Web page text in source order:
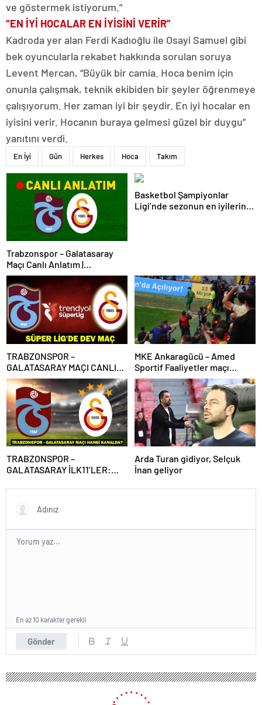
ve göstermek istiyorum.”
“EN İYİ HOCALAR EN İYİSİNİ VERİR”
Kadroda yer alan Ferdi Kadıoğlu ile Osayi Samuel gibi
bek oyuncularla rekabet hakkında sorulan soruya
Levent Mercan, “Büyük bir camia. Hoca benim için
onunla çalışmak, teknik ekibiden bir şeyler öğrenmeye
çalışıyorum. Her zaman iyi bir şeydir. En iyi hocalar en
iyisini verir. Hocanın buraya gelmesi güzel bir duygu”
yanıtını verdi.
En İyi Gün Herkes Hoca Takım
Trabzonspor – Galatasaray
Maçı Canlı Anlatım |
Trabzonspor – Galatasaray
Bein Sports 1 Canlı İzle | Lider,
Trabzon deplasmanında
Basketbol Şampiyonlar
Ligi’nde sezonun en iyilerine
TRABZONSPOR –
GALATASARAY MAÇI CANLI
İZLE | Trabzonspor-
Galatasaray maçı canlı izleme
bilgileri! Süper Lig’de dev
maç!
MKE Ankaragücü – Amed
Sportif Faaliyetler maçı
olaylarla başladı
TRABZONSPOR –
GALATASARAY İLK11’LER:
maçı hangi kanalda, saat
kaçta?
Arda Turan gidiyor, Selçuk
İnan geliyor
Gönder
En az 10 karakter gerekli